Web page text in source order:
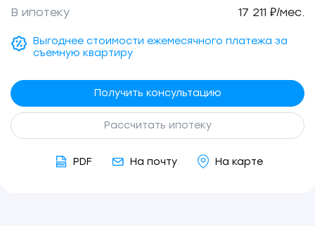
В ипотеку
17 211 ₽/мес.
Выгоднее стоимости ежемесячного платежа за
съемную квартиру
Получить консультацию
Рассчитать ипотеку
PDF На почту На карте